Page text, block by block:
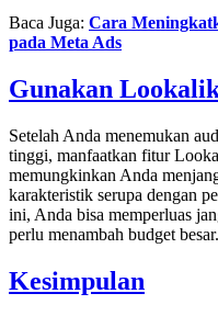
Baca Juga: Cara
pada Meta Ads
Gunakan
Setelah Anda menemukan
tinggi, manfaatkan fitur
memungkinkan Anda
karakteristik serupa dengan
ini, Anda bisa memperluas
perlu menambah budget besar.
Kesimpulan